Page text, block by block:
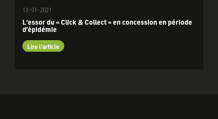
13-01-2021
L’essor du « Click & Collect » en concession en période
d’épidémie
Lire l'article